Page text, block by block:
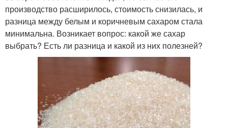
производство расширилось, стоимость снизилась, и
разница между белым и коричневым сахаром стала
минимальна. Возникает вопрос: какой же сахар
выбрать? Есть ли разница и какой из них полезней?